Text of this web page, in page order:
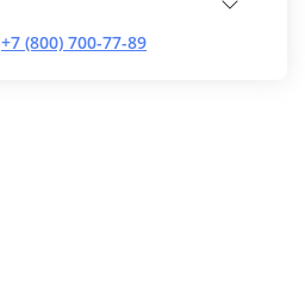
+7 (800) 700-77-89